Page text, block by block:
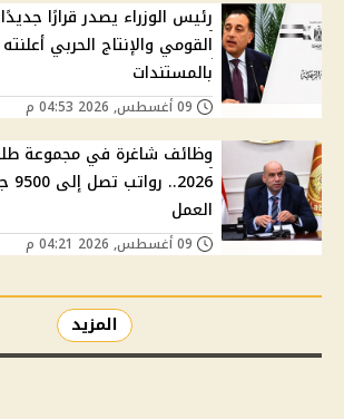
رئيس الوزراء يصدر قرارًا
القومي والإنتاج الحربي
بالمستندات
وظائف شاغرة في مجموعة
العمل
المزيد